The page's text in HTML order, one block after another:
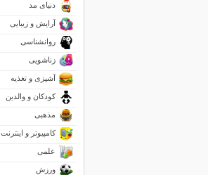
دنیای مد
آرایش و زیبایی
روانشناسی
زناشویی
آشپزی و تغذیه
کودکان و والدین
مذهبی
کامپیوتر و اینترنت
علمی
ورزش